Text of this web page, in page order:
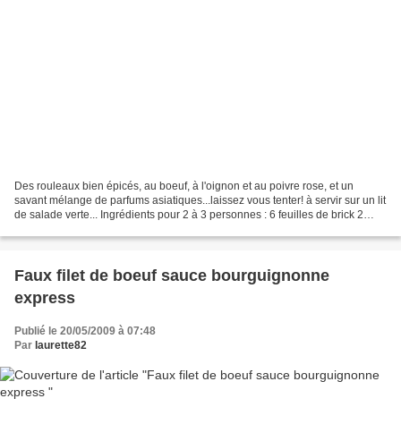
Des rouleaux bien épicés, au boeuf, à l'oignon et au poivre rose, et un
savant mélange de parfums asiatiques...laissez vous tenter! à servir sur un lit
de salade verte... Ingrédients pour 2 à 3 personnes : 6 feuilles de brick 2
Faux filet de boeuf sauce bourguignonne
express
Publié le 20/05/2009 à 07:48
Par laurette82